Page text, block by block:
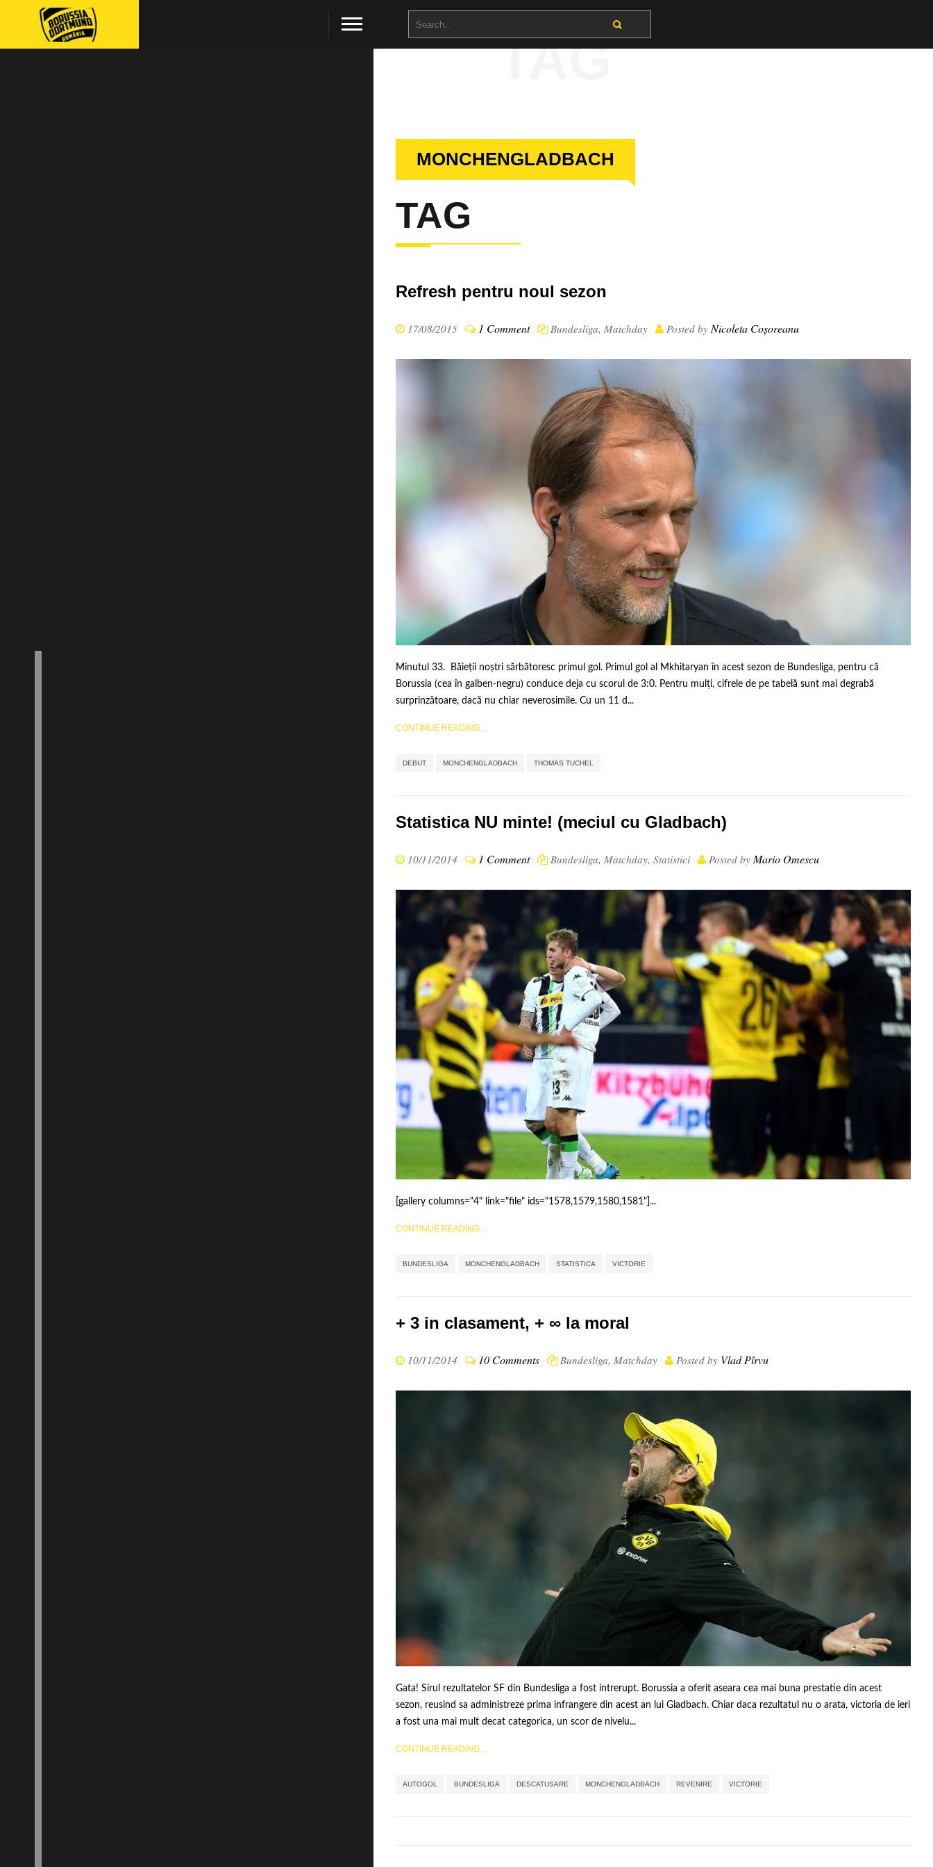
TAG
MONCHENGLADBACH
TAG
Refresh pentru noul sezon
17/08/2015 1 Comment Bundesliga, Matchday Posted byNicoleta Coșoreanu
Minutul 33. Băieții noștri sărbătoresc primul gol. Primul gol al Mkhitaryan în acest sezon de Bundesliga, pentru că
Borussia (cea în galben-negru) conduce deja cu scorul de 3:0. Pentru mulți, cifrele de pe tabelă sunt mai degrabă
surprinzătoare, dacă nu chiar neverosimile. Cu un 11 d...
CONTINUE READING ...
DEBUT MONCHENGLADBACH THOMAS TUCHEL
Statistica NU minte! (meciul cu Gladbach)
10/11/2014 1 Comment Bundesliga, Matchday, Statistici Posted byMario Omescu
[gallery columns="4" link="file" ids="1578,1579,1580,1581"]...
CONTINUE READING ...
BUNDESLIGA MONCHENGLADBACH STATISTICA VICTORIE
+ 3 in clasament, + ∞ la moral
10/11/2014 10 Comments Bundesliga, Matchday Posted by Vlad Pîrvu
Gata! Sirul rezultatelor SF din Bundesliga a fost intrerupt. Borussia a oferit aseara cea mai buna prestatie din acest
sezon, reusind sa administreze prima infrangere din acest an lui Gladbach. Chiar daca rezultatul nu o arata, victoria de ieri
a fost una mai mult decat categorica, un scor de nivelu...
CONTINUE READING ...
AUTOGOL BUNDESLIGA DESCATUSARE MONCHENGLADBACH REVENIRE VICTORIE